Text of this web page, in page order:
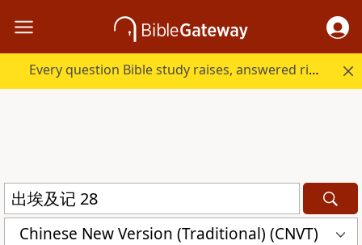
Every question Bible study raises, answered right here.
Chinese New Version (Traditional) (CNVT)